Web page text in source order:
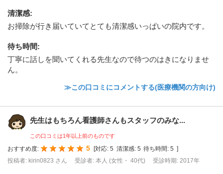
清潔感:
お掃除が行き届いていてとても清潔感いっぱいの院内です。
待ち時間:
丁寧に話しを聞いてくれる先生なので待つのはきになりませ
ん。
≫この口コミにコメントする(医療機関の方向け)
先生はもちろん看護師さんもスタッフのみな...
この口コミは1年以上前のものです
おすすめ度: 5 対応: 5 清潔感: 5 待ち時間: 5
投稿者: kirin0823 さん
受診者: 本人 (女性・ 40代) 受診時期: 2017年